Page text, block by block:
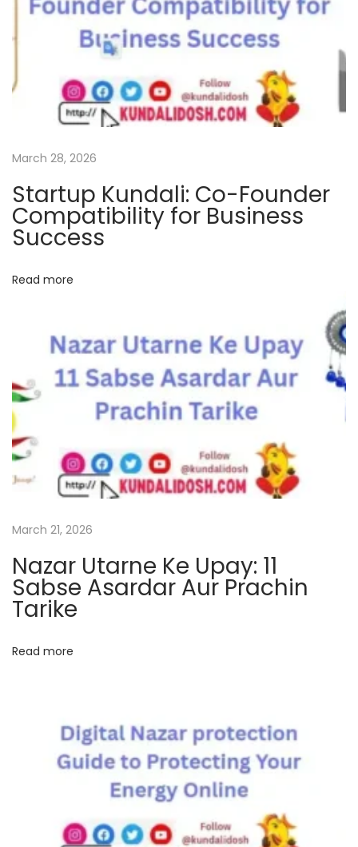
e
j
a
k
u
n
l
i
n
e
n
N
e
x
t
o
R
a
m
M
n
March 28, 2026
Startup Kundali: Co-Founder
Compatibility for Business
Success
Read more
March 21, 2026
Nazar Utarne Ke Upay: 11
Sabse Asardar Aur Prachin
Tarike
Read more